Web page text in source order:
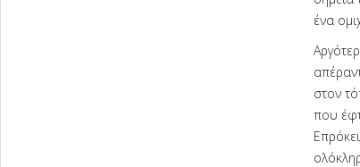
ένα
στον
που